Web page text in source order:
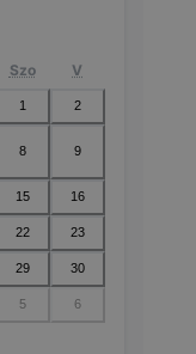
Szo V
1 2
8 9
15 16
22 23
29 30
5 6